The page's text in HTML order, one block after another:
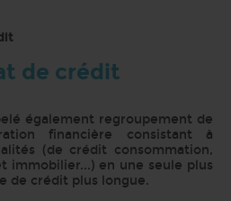
de crédit
également regroupement de
financière consistant à
(de crédit consommation,
immobilier...) en une seule plus
de crédit plus longue.